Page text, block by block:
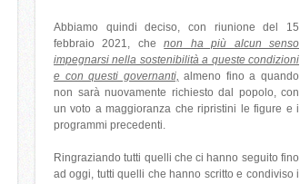
Abbiamo quindi deciso, con riunione del 15
febbraio 2021, chenon ha più alcun senso
impegnarsi nella sostenibilità a queste condizioni
e con questi governanti,
almeno fino a quando
non sarà nuovamente richiesto dal popolo, con
un voto a maggioranza che ripristini le figure e i
programmi precedenti.
Ringraziando tutti quelli che ci hanno seguito fino
ad oggi, tutti quelli che hanno scritto e condiviso i